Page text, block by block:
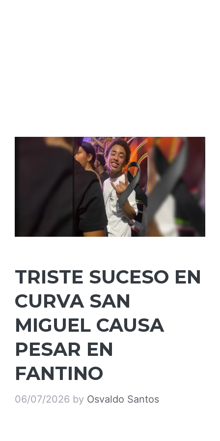
TRISTE SUCESO EN
CURVA SAN
MIGUEL CAUSA
PESAR EN
FANTINO
06/07/2026 by Osvaldo Santos